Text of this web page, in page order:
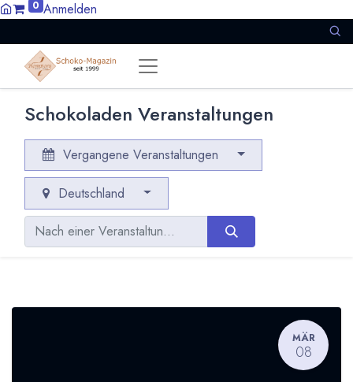
0 Anmelden
Schokoladen Veranstaltungen
Vergangene Veranstaltungen
Deutschland
MÄR
08